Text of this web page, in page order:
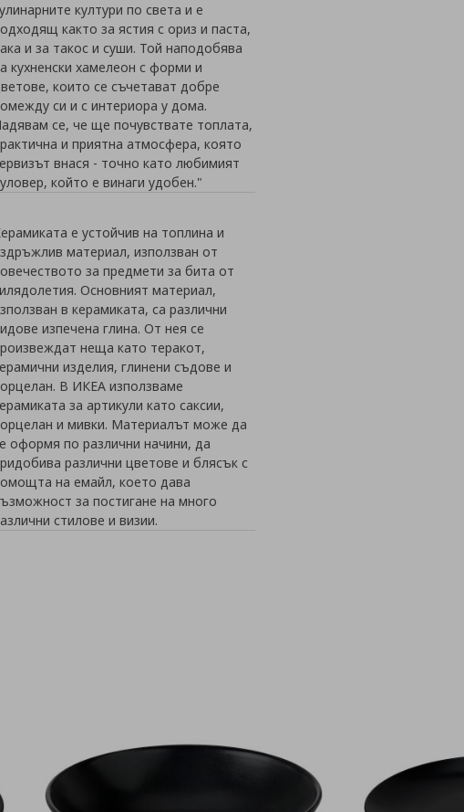
култури по света и е
както за ястия с ориз и паста,
и за такос и суши. Той наподобява
кухненски хамелеон с форми и
които се съчетават добре
си и с интериора у дома.
се, че ще почувствате топлата,
и приятна атмосфера, която
внася - точно като любимият
който е винаги удобен."
е устойчив на топлина и
материал, използван от
за предмети за бита от
Основният материал,
в керамиката, са различни
изпечена глина. От нея се
неща като теракот,
изделия, глинени съдове и
В ИКЕА използваме
за артикули като саксии,
и мивки. Материалът може да
оформя по различни начини, да
различни цветове и блясък с
на емайл, което дава
за постигане на много
стилове и визии.